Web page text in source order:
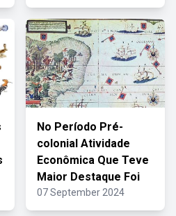
No Período Pré-
colonial Atividade
Econômica Que Teve
Maior Destaque Foi
07 September 2024